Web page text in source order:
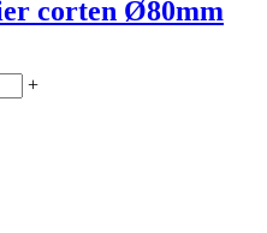
corten Ø80mm
+